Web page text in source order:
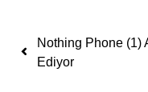
Yazı
Nothing Phone (1)
Ediyor